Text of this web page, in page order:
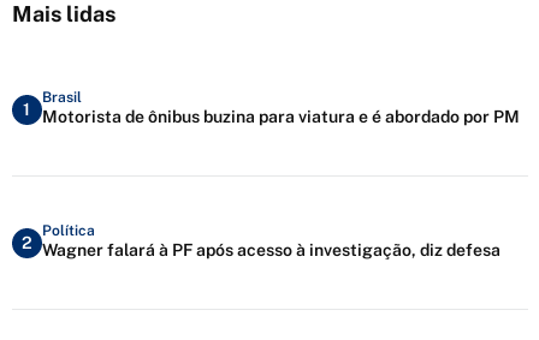
Mais lidas
1
Brasil
Motorista de ônibus buzina para viatura e é abordado por PM
2
Política
Wagner falará à PF após acesso à investigação, diz defesa